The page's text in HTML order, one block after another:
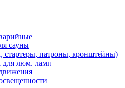
сауны
стартеры, патроны, кронштейны)
для люм. ламп